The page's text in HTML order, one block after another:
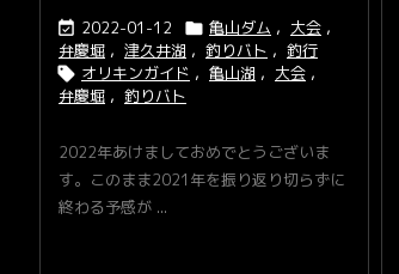
 2022-01-12  亀山ダム , 大会 ,
弁慶堀 , 津久井湖 , 釣りバト , 釣行
 オリキンガイド , 亀山湖 , 大会 ,
弁慶堀 , 釣りバト
2022年あけましておめでとうございま
す。このまま2021年を振り返り切らずに
終わる予感が ...